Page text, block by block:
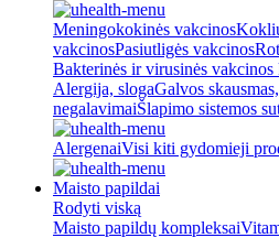
Meningokokinės vakcinos
vakcinosPasiutligės vakcinos
Bakterinės ir virusinės vakcinos
Alergija, slogaGalvos
negalavimaiŠlapimo sistemos
AlergenaiVisi kiti gydomieji
Maisto papildai
Rodyti viską
Maisto papildų kompleksai